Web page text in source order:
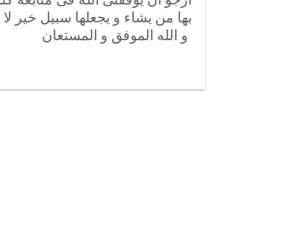
بها من يشاء و يجعلها سبيل خير